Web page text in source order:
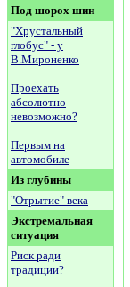
Под шорох шин
"Хрустальный
глобус" - у
В.Мироненко
Проехать
абсолютно
невозможно?
Первым на
автомобиле
Из глубины
"Отрытие" века
Экстремальная
ситуация
Риск ради
традиции?